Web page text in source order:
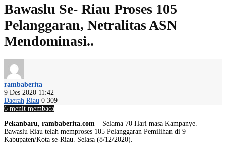
Bawaslu Se- Riau Proses 105
Pelanggaran, Netralitas ASN
Mendominasi..
rambaberita
9 Des 2020 11:42
Daerah Riau 0 309
6 menit membaca
Pekanbaru, rambaberita.com – Selama 70 Hari masa Kampanye.
Bawaslu Riau telah memproses 105 Pelanggaran Pemilihan di 9
Kabupaten/Kota se-Riau. Selasa (8/12/2020).